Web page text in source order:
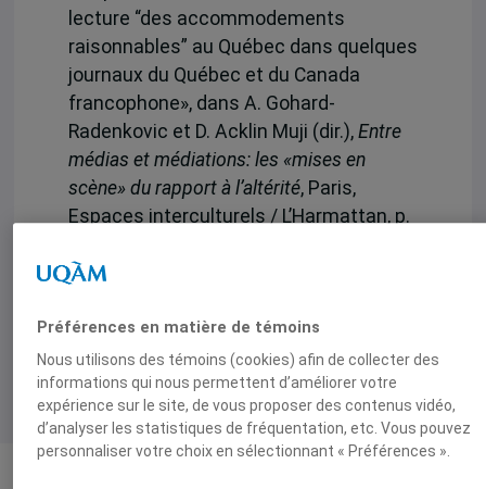
lecture “des accommodements
raisonnables” au Québec dans quelques
journaux du Québec et du Canada
francophone», dans A. Gohard-
Radenkovic et D. Acklin Muji (dir.), Entre
médias et médiations: les «mises en
scène» du rapport à l’altérité, Paris,
Espaces interculturels / L’Harmattan, p.
Préférences en matière de témoins
Nous utilisons des témoins (cookies) afin de collecter des
informations qui nous permettent d’améliorer votre
expérience sur le site, de vous proposer des contenus vidéo,
d’analyser les statistiques de fréquentation, etc. Vous pouvez
personnaliser votre choix en sélectionnant « Préférences ».